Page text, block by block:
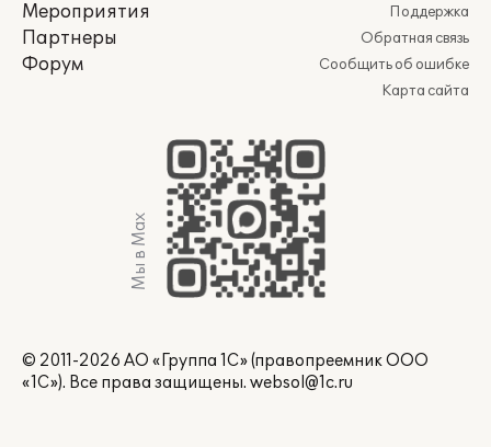
Мероприятия
Партнеры
Форум
Поддержка
Обратная связь
Сообщить об ошибке
Карта сайта
Мы в Max
© 2011-2026 АО «Группа 1С» (правопреемник ООО
«1С»). Все права защищены. websol@1c.ru